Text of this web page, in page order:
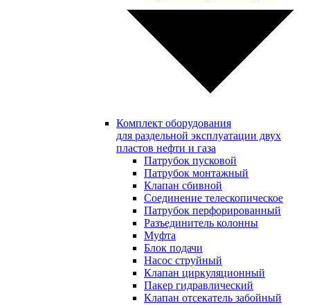
Комплект оборудования
для раздельной эксплуатации двух
пластов нефти и газа
Патрубок пусковой
Патрубок монтажный
Клапан сбивной
Соединение телескопическое
Патрубок перфорированный
Разъединитель колонны
Муфта
Блок подачи
Насос струйный
Клапан циркуляционный
Пакер гидравлический
Клапан отсекатель забойный